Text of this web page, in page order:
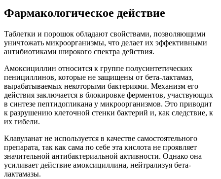
Фармакологическое действие
Таблетки и порошок обладают свойствами, позволяющими
уничтожать микроорганизмы, что делает их эффективными
антибиотиками широкого спектра действия.
Амоксициллин относится к группе полусинтетических
пенициллинов, которые не защищены от бета-лактамаз,
вырабатываемых некоторыми бактериями. Механизм его
действия заключается в блокировке ферментов, участвующих
в синтезе пептидогликана у микроорганизмов. Это приводит
к разрушению клеточной стенки бактерий и, как следствие, к
их гибели.
Клавуланат не используется в качестве самостоятельного
препарата, так как сама по себе эта кислота не проявляет
значительной антибактериальной активности. Однако она
усиливает действие амоксициллина, нейтрализуя бета-
лактамазы.